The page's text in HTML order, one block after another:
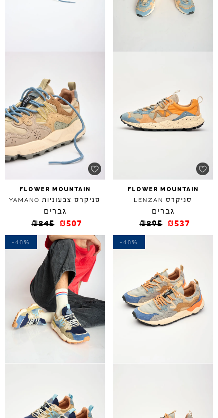
FLOWER MOUNTAIN
סניקרס LENZAN
גברים
₪895 ₪537
FLOWER MOUNTAIN
סניקרס צבעוניות YAMANO
גברים
₪845 ₪507
-40%
-40%